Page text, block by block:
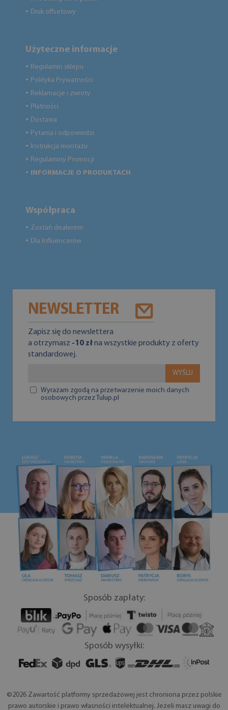
● Druk offsetowy
Użyteczne informacje
● Regulamin sklepu
● Polityka Prywatności
● Reklamacje i zwroty
● Płatności
● Dostawa
● Pytania i odpowiedzi
● Instrukcja montażu
● Regulaminy Promocji
● INFORMACJE O PRODUKTACH
Współpraca
● Zostań dealerem
● Dla Influencerów
NEWSLETTER
Zapisz się do newslettera
a otrzymasz -10 złna wszystkie produkty z oferty
standardowej.
WYŚLIJ
Wyrażam zgodą na przetwarzenie moich danych
osobowych przez Tulup.pl
Sposób zapłaty:
Sposób wysyłki:
©2026 Zawartość platformy sprzedażowej jest chroniona przez polskie
prawo autorskie i prawo własności intelektualnej. Jeżeli masz uwagi do